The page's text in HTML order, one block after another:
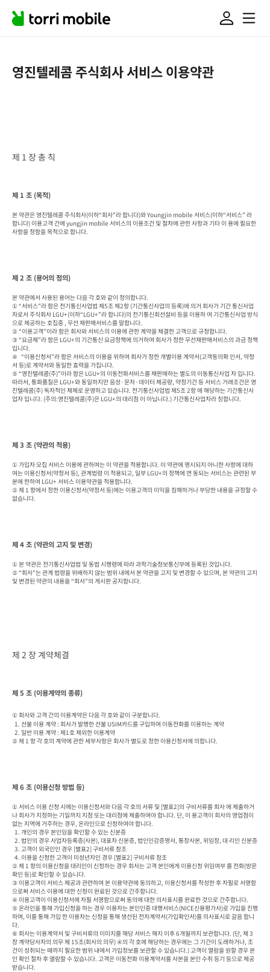
영진텔레콤 주식회사 서비스 이용약관
제 1 장 총 칙
제 1 조 (목적)
본 약관은 영진텔레콤 주식회사(이하“회사”라 합니다)와 Youngjin mobile 서비스(이하“서비스” 라
합니다) 이용고객 간에 yungjin mobile 서비스의 이용조건 및 절차에 관한 사항과 기타 이 용에 필요한
사항을 정함을 목적으로 합니다.
제 2 조 (용어의 정의)
본 약관에서 사용된 용어는 다음 각 호와 같이 정의합니다.
① “서비스”라 함은 전기통신사업법 제5조 제2항 (기간통신사업의 등록)에 의거 회사가 기간 통신사업
자로서 주식회사 LGU+(이하“LGU+”라 합니다)의 전기통신회선설비 등을 이용하 여 기간통신사업 방식
으로 제공하는 호집중 , 무선 재판매서비스를 말합니다.
② “이용고객”이라 함은 회사와 서비스의 이용에 관한 계약을 체결한 고객으로 규정합니다.
③ “요금제”라 함은 LGU+의 기간통신 요금정책에 의거하여 회사가 정한 무선재판매서비스의 과금 정책
입니다.
④   “이용신청서”라 함은 서비스의 이용을 위하여 회사가 정한 개별이용 계약서(고객동의확 인서, 약정
서 등)로 계약서와 동일한 효력을 가집니다.
⑤ “영진텔레콤(주)”이라 함은 LGU+의 이동전화서비스를 재판매하는 별도의 이동통신사업 자 입니다.
따라서, 통화품질은 LGU+와 동일하지만 음성·문자·데이터 제공량, 약정기간 등 서비스 거래조건은 영
진텔레콤(주) 독자적인 체제로 운영하고 있습니다. 전기통신사업법 제5조 2항 에 해당하는 기간통신사
업자 입니다. (주의:영진텔레콤(주)은 LGU+의 대리점 이 아닙니다.) 기간통신사업자라 칭합니다.
제 3 조 (약관의 적용)
① 가입자 모집 서비스 이용에 관하여는 이 약관을 적용합니다. 이 약관에 명시되지 아니한 사항에 대하
여는 이용신청서(약정서 등), 관계법령 이 적용되고, 일부 LGU+의 정책에 연 동되는 서비스는 관련된 부
분에 한하여 LGU+ 서비스 이용약관을 적용합니다.
② 제 1 항에서 정한 이용신청서(약정서 등)에는 이용고객의 이익을 침해하거나 부당한 내용을 규정할 수
없습니다.
제 4 조 (약관의 고지 및 변경)
① 본 약관은 전기통신사업법 및 동법 시행령에 따라 과학기술정보통신부에 등록된 것입니다.
② “회사”는 관계 법령을 위배하지 않는 범위 내에서 본 약관을 고지 및 변경할 수 있으며, 본 약관의 고지
및 변경된 약관의 내용을 “회사”의 게시판 공지합니다.
제 2 장 계약체결
제 5 조 (이용계약의 종류)
① 회사와 고객 간의 이용계약은 다음 각 호와 같이 구분합니다.
② 제 1 항 각 호의 계약에 관한 세부사항은 회사가 별도로 정한 이용신청서에 의합니다.
제 6 조 (이용신청 방법 등)
① 서비스 이용 신청 시에는 이용신청서와 다음 각 호의 서류 및 [별표2]의 구비서류를 회사 에 제출하거
나 회사가 지정하는 기일까지 지점 또는 대리점에 제출하여야 합니다. 단, 이 용고객이 회사의 영업점이
없는 지역에 거주하는 경우, 온라인으로 신청하여야 합니다.
② 제 1 항의 이용신청을 대리인이 신청하는 경우 회사는 고객 본인에게 이용신청 위임여부 를 전화(방문
확인 등)로 확인할 수 있습니다.
③ 이용고객이 서비스 제공과 관련하여 본 이용약관에 동의하고, 이용신청서를 작성한 후 자필로 서명함
으로써 서비스 이용에 대한 신청이 완료된 것으로 간주합니다.
④ 이용고객이 이용신청서에 자필 서명함으로써 동의에 대한 의사표시를 완료한 것으로 간주합니다.
⑤ 온라인을 통해 가입신청을 하는 경우 이용자는 본인인증 대행서비스(NICE신용평가사)로 가입을 진행
하며, 이를 통해 가입 한 이용자는 신청을 통해 생선된 전자계약서(가입확인서)를 의사표시로 갈음 합니
다.
⑥ 회사는 이용계약서 및 구비서류의 이미지를 해당 서비스 해지 이후 6개월까지 보관합니다. (단, 제 3
장 계약당사자의 의무 제 15조(회사의 의무) ④의 각 호에 해당하는 경우에는 그 기간이 도래하거나, 조
건이 성취되는 때까지 필요한 범위 내에서 가입정보를 보관할 수 있습니다.) 고객이 열람을 원할 경우 본
인 확인 절차 후 열람할 수 있습니다. 고객은 이동전화 이용계약서를 사본을 본인 수취 등기 등으로 제공
받습니다.